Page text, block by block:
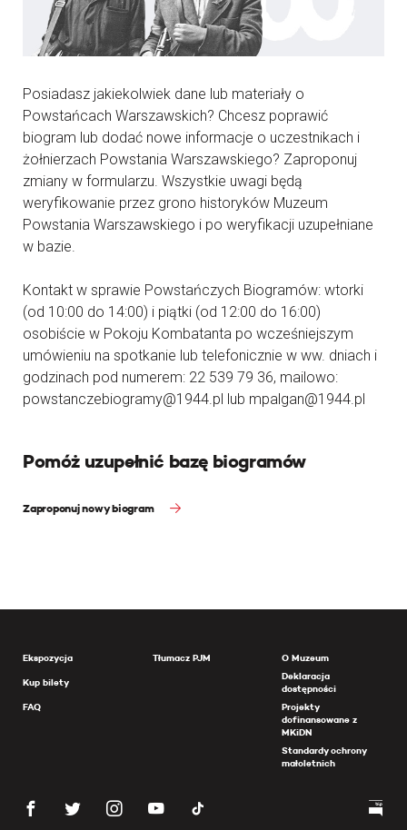
Posiadasz jakiekolwiek dane lub materiały o
Powstańcach Warszawskich? Chcesz poprawić
biogram lub dodać nowe informacje o uczestnikach i
żołnierzach Powstania Warszawskiego? Zaproponuj
zmiany w formularzu. Wszystkie uwagi będą
weryfikowanie przez grono historyków Muzeum
Powstania Warszawskiego i po weryfikacji uzupełniane
w bazie.
Kontakt w sprawie Powstańczych Biogramów: wtorki
(od 10:00 do 14:00) i piątki (od 12:00 do 16:00)
osobiście w Pokoju Kombatanta po wcześniejszym
umówieniu na spotkanie lub telefonicznie w ww. dniach i
godzinach pod numerem: 22 539 79 36, mailowo:
powstanczebiogramy@1944.pl lub mpalgan@1944.pl
Pomóż uzupełnić bazę biogramów
Zaproponuj nowy biogram
Ekspozycja
Kup bilety
FAQ
Tłumacz PJM
O Muzeum
Deklaracja
dostępności
Projekty
dofinansowane z
MKiDN
Standardy ochrony
małoletnich